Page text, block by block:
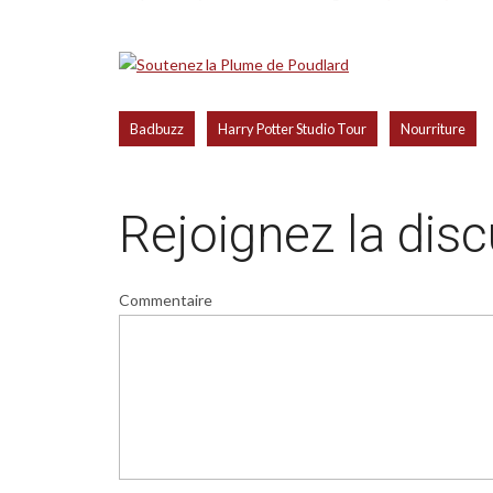
Badbuzz Harry Potter Studio Tour Nourriture
Rejoignez la
Commentaire